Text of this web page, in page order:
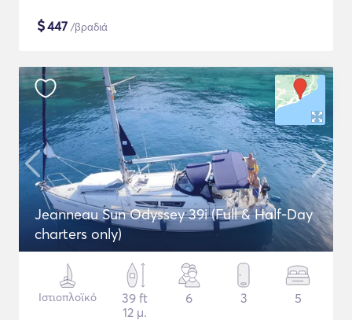
$447 /βραδιά
Jeanneau Sun Odyssey 39i (Full & Half-Day
charters only)
Ιστιοπλοϊκό
39 ft
12 μ.
6 3 5